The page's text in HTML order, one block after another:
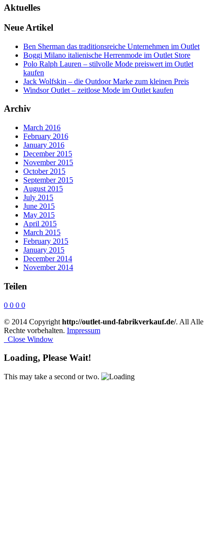
Aktuelles
Neue Artikel
Ben Sherman das traditionsreiche Unternehmen im Outlet
Boggi Milano italienische Herrenmode im Outlet Store
Polo Ralph Lauren – stilvolle Mode preiswert im Outlet
kaufen
Jack Wolfskin – die Outdoor Marke zum kleinen Preis
Windsor Outlet – zeitlose Mode im Outlet kaufen
Archiv
March 2016
February 2016
January 2016
December 2015
November 2015
October 2015
September 2015
August 2015
July 2015
June 2015
May 2015
April 2015
March 2015
February 2015
January 2015
December 2014
November 2014
Teilen
0 0 0 0
© 2014 Copyright http://outlet-und-fabrikverkauf.de/. All Alle
Rechte vorbehalten. Impressum
Close Window
Loading, Please Wait!
This may take a second or two.